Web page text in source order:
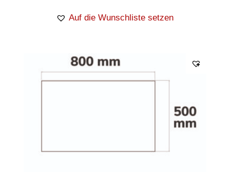
Auf die Wunschliste setzen